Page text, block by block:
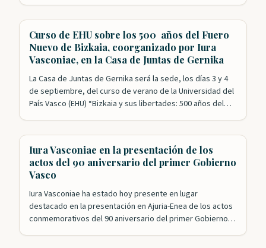
Curso de EHU sobre los 500 años del Fuero
Nuevo de Bizkaia, coorganizado por Iura
Vasconiae, en la Casa de Juntas de Gernika
La Casa de Juntas de Gernika será la sede, los días 3 y 4
de septiembre, del curso de verano de la Universidad del
País Vasco (EHU) “Bizkaia y sus libertades: 500 años del
Iura Vasconiae en la presentación de los
actos del 90 aniversario del primer Gobierno
Vasco
Iura Vasconiae ha estado hoy presente en lugar
destacado en la presentación en Ajuria-Enea de los actos
conmemorativos del 90 aniversario del primer Gobierno